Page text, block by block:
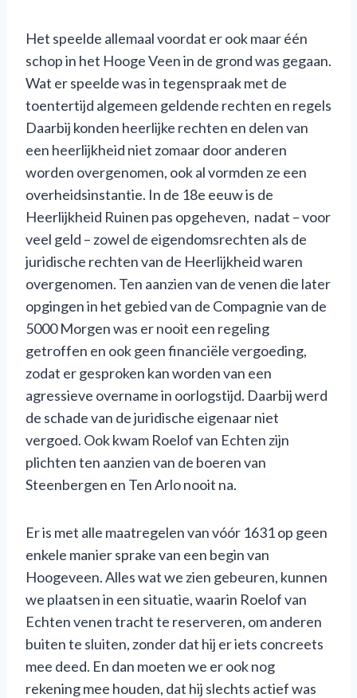
Het speelde allemaal voordat er ook maar één
schop in het Hooge Veen in de grond was gegaan.
Wat er speelde was in tegenspraak met de
toentertijd algemeen geldende rechten en regels
Daarbij konden heerlijke rechten en delen van
een heerlijkheid niet zomaar door anderen
worden overgenomen, ook al vormden ze een
overheidsinstantie. In de 18e eeuw is de
Heerlijkheid Ruinen pas opgeheven, nadat – voor
veel geld – zowel de eigendomsrechten als de
juridische rechten van de Heerlijkheid waren
overgenomen. Ten aanzien van de venen die later
opgingen in het gebied van de Compagnie van de
5000 Morgen was er nooit een regeling
getroffen en ook geen financiële vergoeding,
zodat er gesproken kan worden van een
agressieve overname in oorlogstijd. Daarbij werd
de schade van de juridische eigenaar niet
vergoed. Ook kwam Roelof van Echten zijn
plichten ten aanzien van de boeren van
Steenbergen en Ten Arlo nooit na.
Er is met alle maatregelen van vóór 1631 op geen
enkele manier sprake van een begin van
Hoogeveen. Alles wat we zien gebeuren, kunnen
we plaatsen in een situatie, waarin Roelof van
Echten venen tracht te reserveren, om anderen
buiten te sluiten, zonder dat hij er iets concreets
mee deed. En dan moeten we er ook nog
rekening mee houden, dat hij slechts actief was